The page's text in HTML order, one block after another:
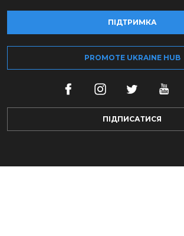
ПІДТРИМКА
PROMOTE UKRAINE HUB
ПІДПИСАТИСЯ